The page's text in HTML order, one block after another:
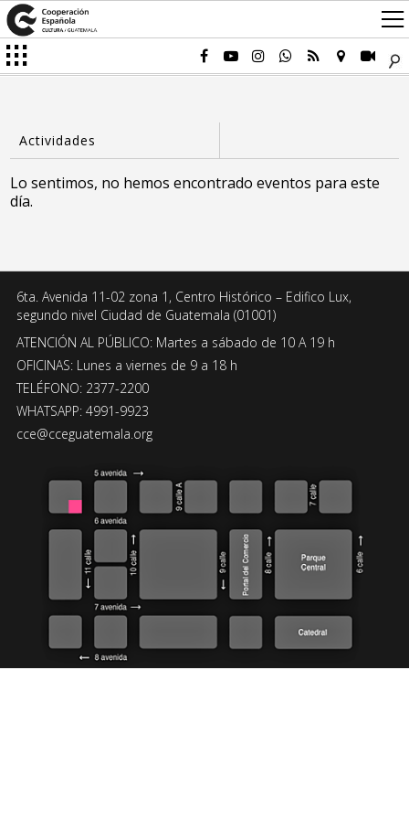
Lo sentimos, no hemos encontrado eventos para este
día.
6ta. Avenida 11-02 zona 1, Centro Histórico – Edifico Lux,
segundo nivel Ciudad de Guatemala (01001)
ATENCIÓN AL PÚBLICO: Martes a sábado de 10 A 19 h
OFICINAS: Lunes a viernes de 9 a 18 h
TELÉFONO: 2377-2200
WHATSAPP: 4991-9923
cce@cceguatemala.org